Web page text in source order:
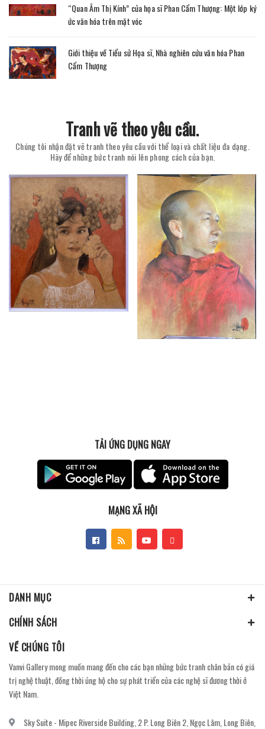
“Quan Âm Thị Kính” của họa sĩ Phan Cẩm Thượng: Một lớp ký
ức văn hóa trên mặt vóc
Giới thiệu về Tiểu sử Họa sĩ, Nhà nghiên cứu văn hóa Phan
Cẩm Thượng
Tranh vẽ theo yêu cầu.
Chúng tôi nhận đặt vẽ tranh theo yêu cầu với thể loại và chất liệu đa dạng.
Hãy để những bức tranh nói lên phong cách của bạn.
TẢI ỨNG DỤNG NGAY
MẠNG XÃ HỘI
DANH MỤC
CHÍNH SÁCH
VỀ CHÚNG TÔI
Vanvi Gallery mong muốn mang đến cho các bạn những bức tranh chân bản có giá
trị nghệ thuật, đồng thời ủng hộ cho sự phát triển của các nghệ sĩ đương thời ở
Việt Nam.
Sky Suite - Mipec Riverside Building, 2 P. Long Biên 2, Ngọc Lâm, Long Biên,